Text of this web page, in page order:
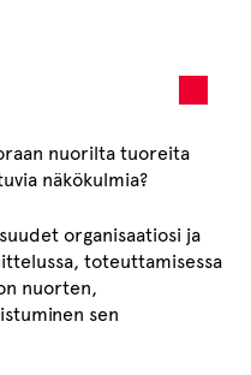
nuorilta tuoreita
näkökulmia?
organisaatiosi ja
toteuttamisessa
nuorten,
sen